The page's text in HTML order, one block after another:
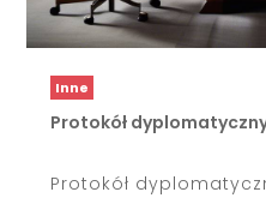
Inne
Protokół
Protokół